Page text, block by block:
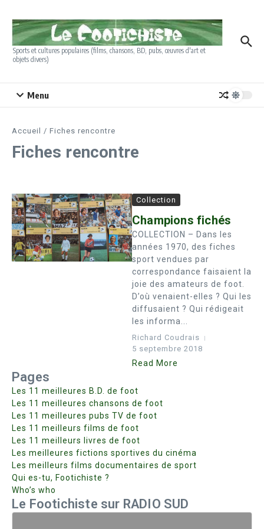
Sports et cultures populaires (films, chansons, BD, pubs, œuvres d'art et
objets divers)
Menu
Accueil / Fiches rencontre
Fiches rencontre
Collection
Champions fichés
COLLECTION – Dans les
années 1970, des fiches
sport vendues par
correspondance faisaient la
joie des amateurs de foot.
D’où venaient-elles ? Qui les
diffusaient ? Qui rédigeait
les informa...
Richard Coudrais
5 septembre 2018
Read More
Pages
Les 11 meilleures B.D. de foot
Les 11 meilleures chansons de foot
Les 11 meilleures pubs TV de foot
Les 11 meilleurs films de foot
Les 11 meilleurs livres de foot
Les meilleures fictions sportives du cinéma
Les meilleurs films documentaires de sport
Qui es-tu, Footichiste ?
Who’s who
Le Footichiste sur RADIO SUD